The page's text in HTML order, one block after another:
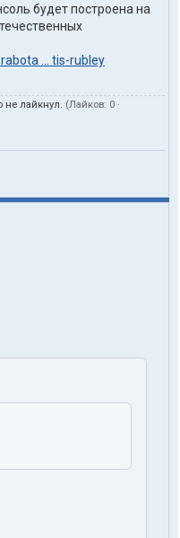
будет построена на
... tis-rubley
не лайкнул. (Лайков: 0 ·